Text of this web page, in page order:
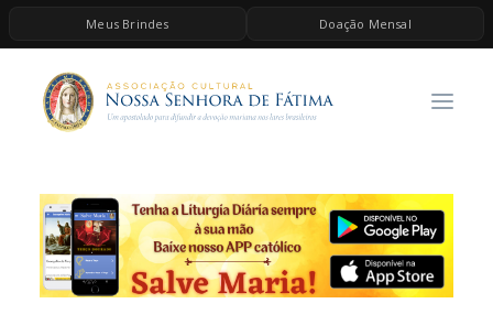
Meus Brindes Doação Mensal
HOME
A ASSOCIAÇÃO
ESPIRITUALIDADE
AS MELHORES MÚSICAS CATÓLICAS
BRINDES